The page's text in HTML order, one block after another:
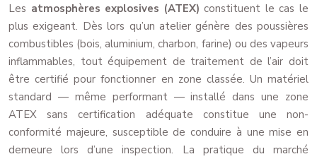
Les atmosphères explosives (ATEX) constituent le cas le
plus exigeant. Dès lors qu’un atelier génère des poussières
combustibles (bois, aluminium, charbon, farine) ou des vapeurs
inflammables, tout équipement de traitement de l’air doit
être certifié pour fonctionner en zone classée. Un matériel
standard — même performant — installé dans une zone
ATEX sans certification adéquate constitue une non-
conformité majeure, susceptible de conduire à une mise en
demeure lors d’une inspection. La pratique du marché